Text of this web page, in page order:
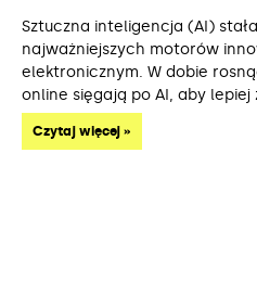
Sztuczna inteligencja (AI)
najważniejszych motorów
elektronicznym. W dobie
online sięgają po AI, aby lepiej
Czytaj więcej »